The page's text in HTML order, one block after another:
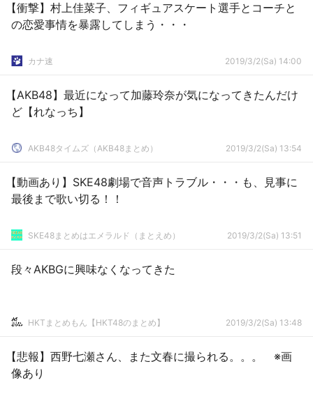
【衝撃】村上佳菜子、フィギュアスケート選手とコーチと
の恋愛事情を暴露してしまう・・・
カナ速 2019/3/2(Sa) 14:00
【AKB48】最近になって加藤玲奈が気になってきたんだけ
ど【れなっち】
AKB48タイムズ（AKB48まとめ） 2019/3/2(Sa) 13:54
【動画あり】SKE48劇場で音声トラブル・・・も、見事に
最後まで歌い切る！！
SKE48まとめはエメラルド（まとえめ） 2019/3/2(Sa) 13:51
段々AKBGに興味なくなってきた
HKTまとめもん【HKT48のまとめ】 2019/3/2(Sa) 13:48
【悲報】西野七瀬さん、また文春に撮られる。。。 ※画
像あり